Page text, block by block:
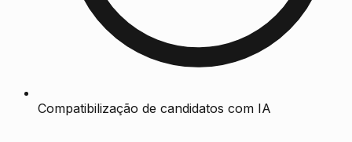
Compatibilização de candidatos com IA